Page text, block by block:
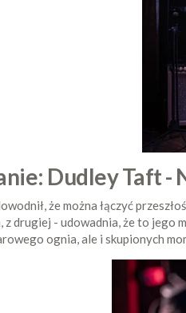
Dudley Taft
że można łączyć
drugiej - udowadnia, że to jego
ognia, ale i skupionych